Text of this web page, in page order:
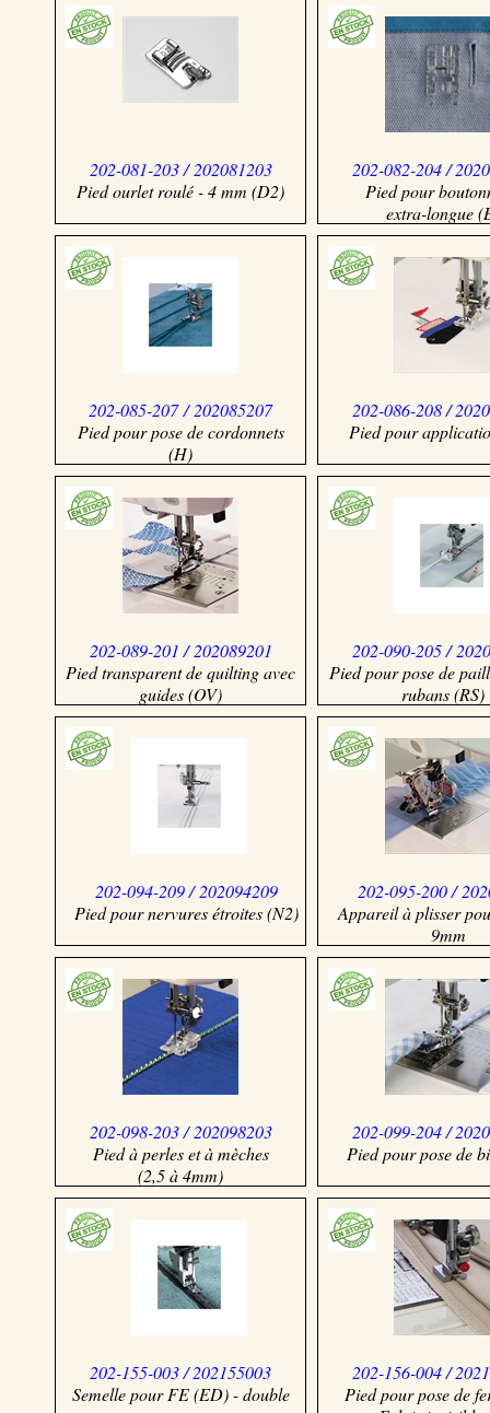
202-081-203 / 202081203
Pied ourlet roulé - 4 mm (D2)
202-082-204 /
Pied pour
extra-longue
202-085-207 / 202085207
Pied pour pose de cordonnets
(H)
202-086-208 /
Pied pour
202-089-201 / 202089201
Pied transparent de quilting avec
guides (OV)
202-090-205 /
Pied pour pose de
rubans (RS)
202-094-209 / 202094209
Pied pour nervures étroites (N2)
202-095-200 /
Appareil à plisser
9mm
202-098-203 / 202098203
Pied à perles et à mèches
(2,5 à 4mm)
202-099-204 /
Pied pour pose de
202-155-003 / 202155003
Semelle pour FE (ED) - double
202-156-004 /
Pied pour pose de